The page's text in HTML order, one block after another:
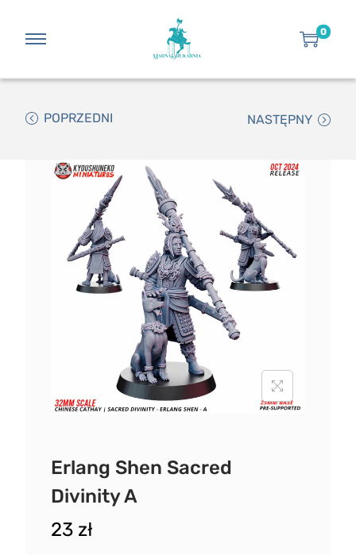
0
POPRZEDNI NASTĘPNY
Erlang Shen Sacred
Divinity A
23 zł